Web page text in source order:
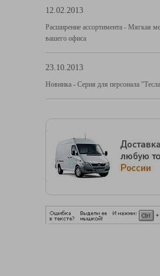
12.02.2013
Расширение ассортимента - Мягкая
вашего офиса
23.10.2013
Новинка - Серия для персонала